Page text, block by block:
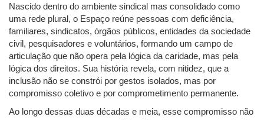
Nascido dentro do ambiente sindical mas consolidado como
uma rede plural, o Espaço reúne pessoas com deficiência,
familiares, sindicatos, órgãos públicos, entidades da sociedade
civil, pesquisadores e voluntários, formando um campo de
articulação que não opera pela lógica da caridade, mas pela
lógica dos direitos. Sua história revela, com nitidez, que a
inclusão não se constrói por gestos isolados, mas por
compromisso coletivo e por comprometimento permanente.
Ao longo dessas duas décadas e meia, esse compromisso não